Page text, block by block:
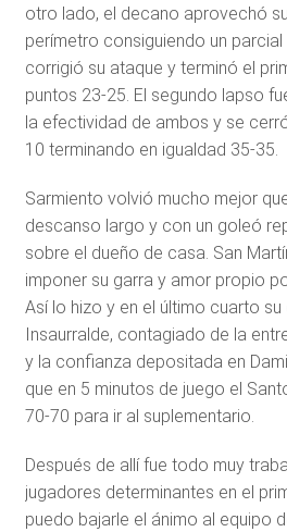
otro lado, el decano aprovechó
perímetro consiguiendo un
corrigió su ataque y terminó el
puntos 23-25. El segundo lapso
la efectividad de ambos y se
10 terminando en igualdad 35-35.
Sarmiento volvió mucho mejor
descanso largo y con un goleó
sobre el dueño de casa. San
imponer su garra y amor propio
Así lo hizo y en el último cuarto
Insaurralde, contagiado de la
y la confianza depositada en
que en 5 minutos de juego el
70-70 para ir al suplementario.
Después de allí fue todo muy
jugadores determinantes en el
puedo bajarle el ánimo al equipo